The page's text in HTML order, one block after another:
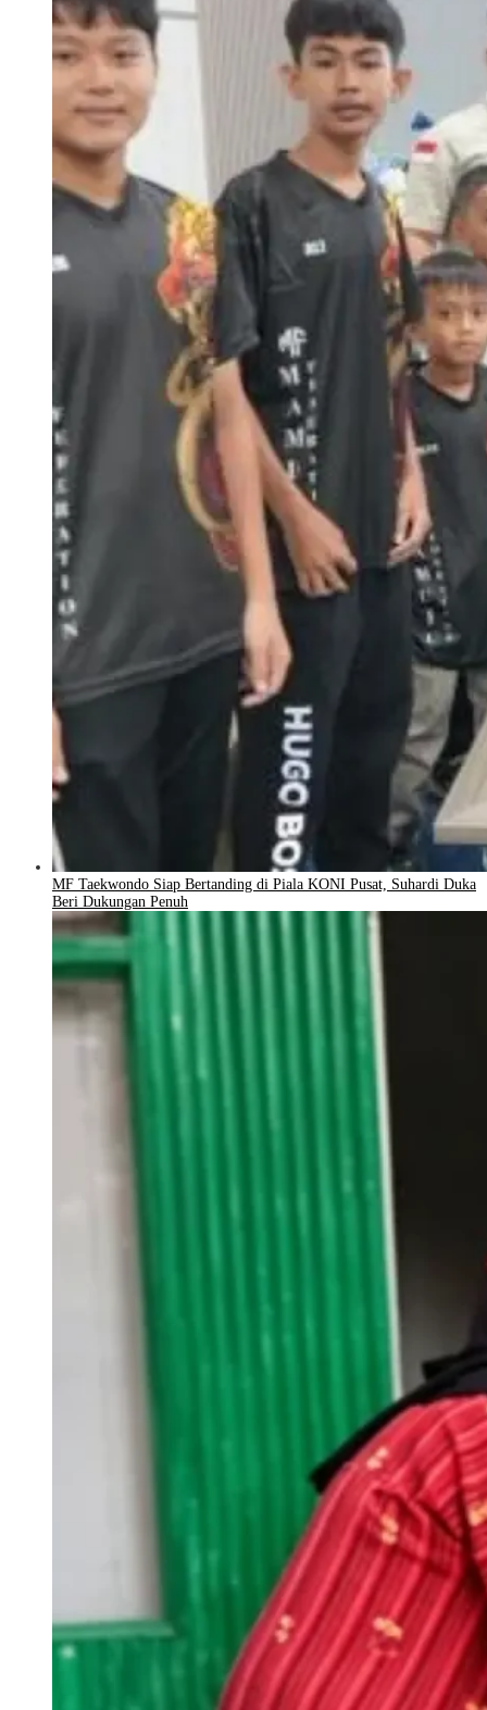
MF Taekwondo Siap Bertanding di Piala KONI Pusat, Suhardi Duka
Beri Dukungan Penuh